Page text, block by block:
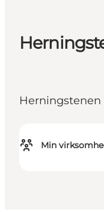
Herningstenen
Min